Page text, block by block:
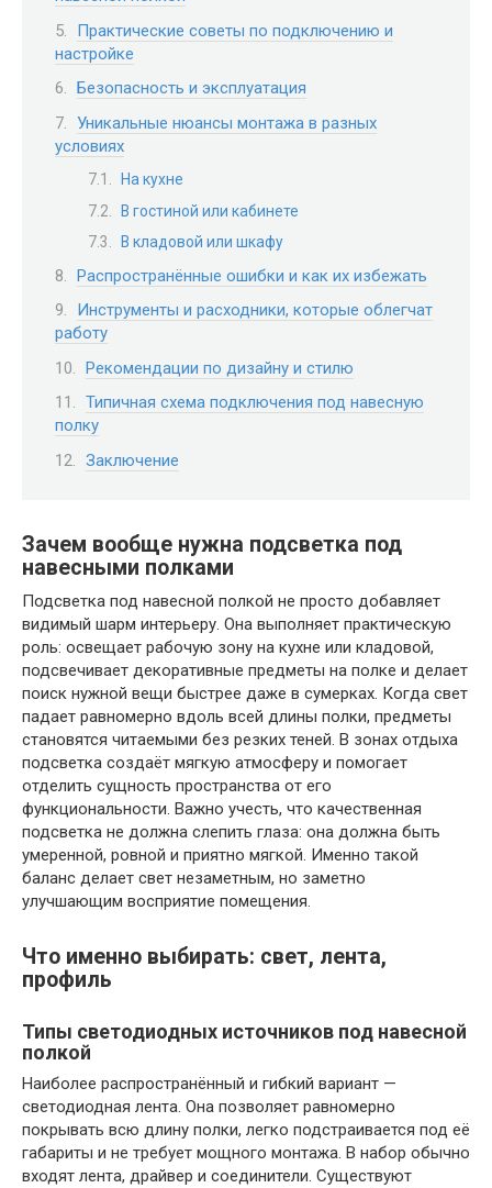
Практические советы по подключению и
настройке
Безопасность и эксплуатация
Уникальные нюансы монтажа в разных
условиях
На кухне
В гостиной или кабинете
В кладовой или шкафу
Распространённые ошибки и как их избежать
Инструменты и расходники, которые облегчат
работу
Рекомендации по дизайну и стилю
Типичная схема подключения под навесную
полку
Заключение
Зачем вообще нужна подсветка под
навесными полками
Подсветка под навесной полкой не просто добавляет
видимый шарм интерьеру. Она выполняет практическую
роль: освещает рабочую зону на кухне или кладовой,
подсвечивает декоративные предметы на полке и делает
поиск нужной вещи быстрее даже в сумерках. Когда свет
падает равномерно вдоль всей длины полки, предметы
становятся читаемыми без резких теней. В зонах отдыха
подсветка создаёт мягкую атмосферу и помогает
отделить сущность пространства от его
функциональности. Важно учесть, что качественная
подсветка не должна слепить глаза: она должна быть
умеренной, ровной и приятно мягкой. Именно такой
баланс делает свет незаметным, но заметно
улучшающим восприятие помещения.
Что именно выбирать: свет, лента,
профиль
Типы светодиодных источников под навесной
полкой
Наиболее распространённый и гибкий вариант —
светодиодная лента. Она позволяет равномерно
покрывать всю длину полки, легко подстраивается под её
габариты и не требует мощного монтажа. В набор обычно
входят лента, драйвер и соединители. Существуют